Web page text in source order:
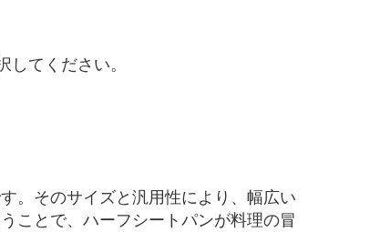
てください。
。そのサイズと汎用性により、幅広い
ことで、ハーフシートパンが料理の冒